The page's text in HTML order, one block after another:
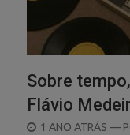
Sobre
Flávio
POSTED
1 ANO ATRÁS —